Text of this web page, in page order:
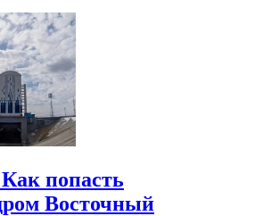
попасть
Восточный